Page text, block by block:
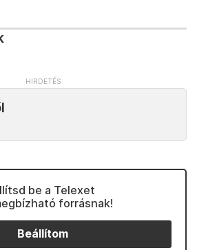
be a Telexet
forrásnak!
Beállítom